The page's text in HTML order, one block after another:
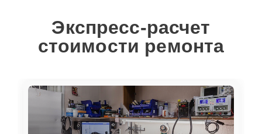
Экспресс-расчет
стоимости ремонта